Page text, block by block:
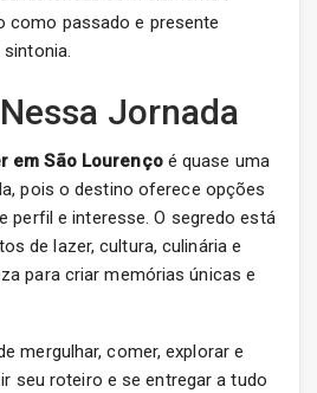
como passado e presente
Jornada
em São Lourençoé quase uma
pois o destino oferece opções
perfil e interesse. O segredo está
de lazer, cultura, culinária e
para criar memórias únicas e
mergulhar, comer, explorar e
seu roteiro e se entregar a tudo